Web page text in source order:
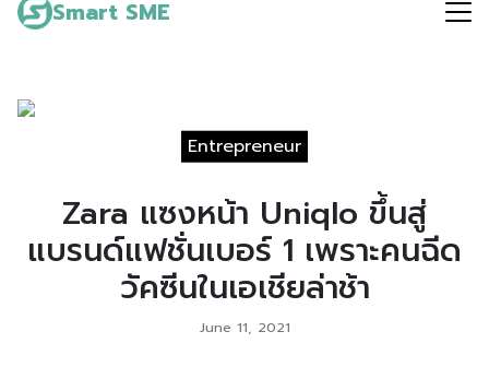
Smart SME
Entrepreneur
Zara แซงหน้า Uniqlo ขึ้นสู่
แบรนด์แฟชั่นเบอร์ 1 เพราะคนฉีด
วัคซีนในเอเชียล่าช้า
June 11, 2021